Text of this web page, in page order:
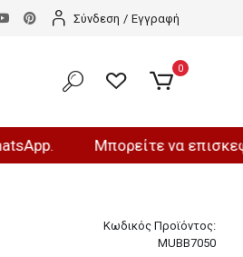
Μπορείτε να επισκεφθείτε
Σύνδεση / Εγγραφή
0
Κωδικός Προϊόντος:
MUBB7050